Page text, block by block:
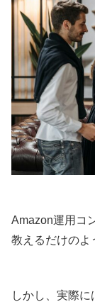
Amazon運用コ
教えるだけのよ
しかし、実際に